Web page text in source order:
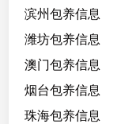
滨州包养信息
潍坊包养信息
澳门包养信息
烟台包养信息
珠海包养信息